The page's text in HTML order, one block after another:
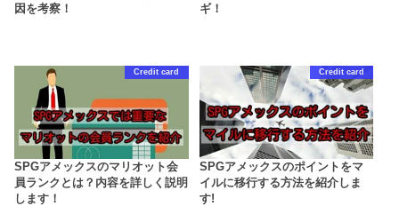
因を考察！
ギ！
Credit card
SPGアメックスのマリオット会
員ランクとは？内容を詳しく説明
します！
Credit card
SPGアメックスのポイントをマ
イルに移行する方法を紹介しま
す!